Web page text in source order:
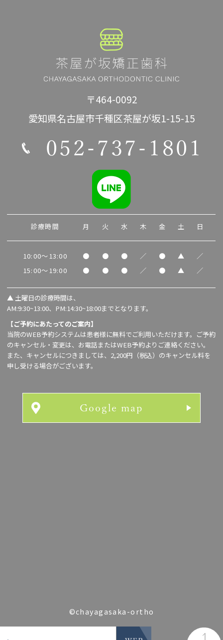
〒464-0092
愛知県名古屋市千種区茶屋が坂1-15-15
052-737-1801
診療時間 月 火 水 木 金 土 日
10:00～13:00 ● ● ● ／ ● ▲
／
15:00～19:00
● ● ● ／ ● ▲ ／
▲土曜日の診療時間は、
AM:9:30~13:00、PM:14:30~18:00までとなります。
【ご予約にあたってのご案内】
当院のWEB予約システムは患者様に無料でご利用いただけます。ご予約
のキャンセル・変更は、お電話またはWEB予約よりご連絡ください。
また、キャンセルにつきましては、2,200円（税込）のキャンセル料を
申し受ける場合がございます。
Google map
©chayagasaka-ortho